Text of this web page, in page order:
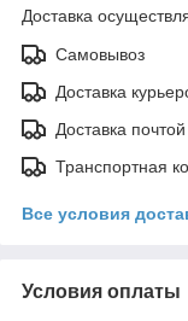
Доставка
Самовывоз
Доставка
Доставка почтой
Транспортная
Все условия
Условия оплаты